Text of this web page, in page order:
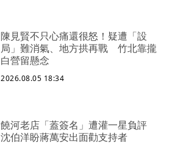
陳見賢不只心痛還很怒！疑遭「設
局」難消氣、地方拱再戰 竹北靠攏
白營留懸念
2026.08.05 18:34
饒河老店「蓋簽名」遭灌一星負評
沈伯洋盼蔣萬安出面勸支持者